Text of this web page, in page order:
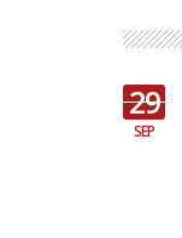
29
SEP